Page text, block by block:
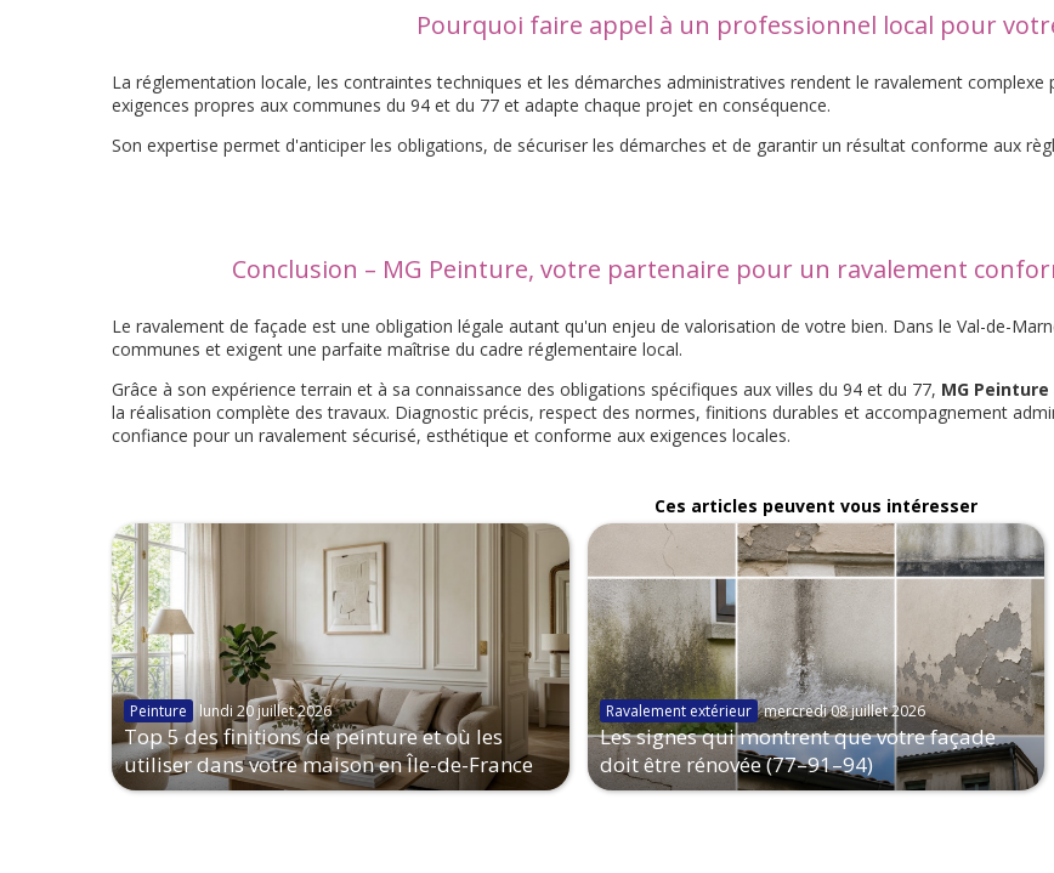
Pourquoi faire appel à un professionnel local pour
La réglementation locale, les contraintes techniques et les démarches administratives rendent le ravalement
exigences propres aux communes du 94 et du 77 et adapte chaque projet en conséquence.
Son expertise permet d'anticiper les obligations, de sécuriser les démarches et de garantir un résultat conforme aux
Conclusion – MG Peinture, votre partenaire pour un ravalement
Le ravalement de façade est une obligation légale autant qu'un enjeu de valorisation de votre bien. Dans le Val-de-
communes et exigent une parfaite maîtrise du cadre réglementaire local.
Grâce à son expérience terrain et à sa connaissance des obligations spécifiques aux villes du 94 et du 77, MG Peinture
la réalisation complète des travaux. Diagnostic précis, respect des normes, finitions durables et accompagnement
confiance pour un ravalement sécurisé, esthétique et conforme aux exigences locales.
Ces articles peuvent vous intéresser
Peinture lundi 20 juillet 2026
Top 5 des finitions de peinture et où les
utiliser dans votre maison en Île-de-France
Ravalement extérieur mercredi 08 juillet 2026
Les signes qui montrent que votre façade
doit être rénovée (77–91–94)